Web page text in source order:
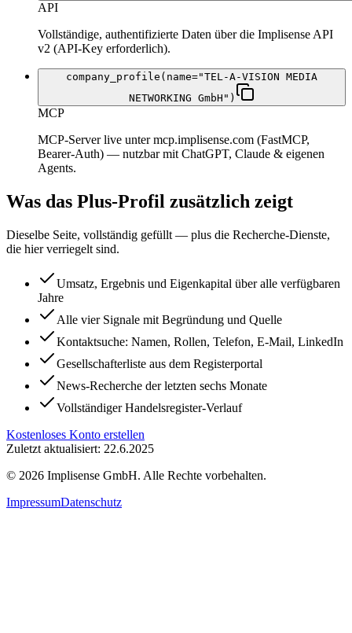
API
Vollständige, authentifizierte Daten über die Implisense API
v2 (API-Key erforderlich).
company_profile(name="TEL-A-VISION MEDIA
NETWORKING GmbH")
MCP
MCP-Server live unter mcp.implisense.com (FastMCP,
Bearer-Auth) — nutzbar mit ChatGPT, Claude & eigenen
Agents.
Was das Plus-Profil zusätzlich zeigt
Dieselbe Seite, vollständig gefüllt — plus die Recherche-Dienste,
die hier verriegelt sind.
Umsatz, Ergebnis und Eigenkapital über alle verfügbaren
Jahre
Alle vier Signale mit Begründung und Quelle
Kontaktsuche: Namen, Rollen, Telefon, E-Mail, LinkedIn
Gesellschafterliste aus dem Registerportal
News-Recherche der letzten sechs Monate
Vollständiger Handelsregister-Verlauf
Kostenloses Konto erstellen
Zuletzt aktualisiert: 22.6.2025
© 2026 Implisense GmbH. Alle Rechte vorbehalten.
ImpressumDatenschutz